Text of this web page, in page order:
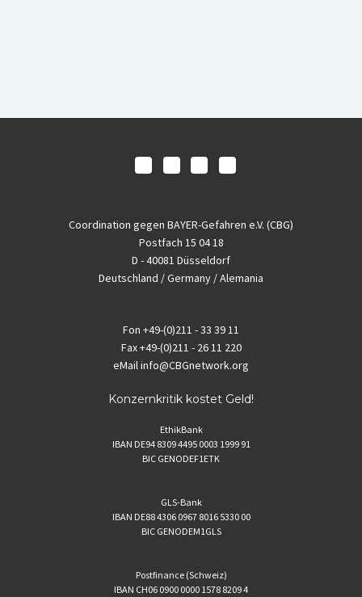
Coordination gegen BAYER-Gefahren e.V. (CBG)
Postfach 15 04 18
D - 40081 Düsseldorf
Deutschland / Germany / Alemania
Fon +49-(0)211 - 33 39 11
Fax+49-(0)211 - 26 11 220
eMailinfo@CBGnetwork.org
Konzernkritik kostet Geld!
EthikBank
IBAN DE94 8309 4495 0003 1999 91
BIC GENODEF1ETK
GLS-Bank
IBAN DE88 4306 0967 8016 5330 00
BIC GENODEM1GLS
Postfinance (Schweiz)
IBAN CH06 0900 0000 1578 8209 4